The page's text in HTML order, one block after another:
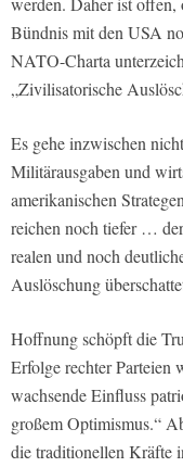
Bündnis mit den USA
NATO-Charta
„Zivilisatorische
Es gehe inzwischen
Militärausgaben und
amerikanischen
reichen noch tiefer …
realen und noch
Auslöschung
Hoffnung schöpft die
Erfolge rechter
wachsende Einfluss
großem Optimismus.“
die traditionellen Kräfte